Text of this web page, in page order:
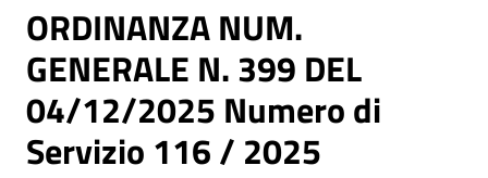
ORDINANZA NUM.
GENERALE N. 399 DEL
04/12/2025 Numero di
Servizio 116 / 2025